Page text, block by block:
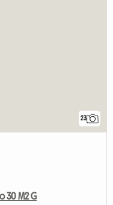
23
30 M2 G